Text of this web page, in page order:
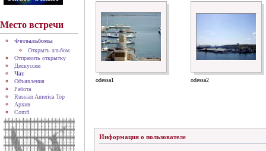
Место встречи
Фотоальбомы
Открыть альбом
Отправить открытку
Дискуссии
Чат
Объявления
Работа
Russian America Top
Архив
Comfi
odessa1 odessa2
Информация о пользователе